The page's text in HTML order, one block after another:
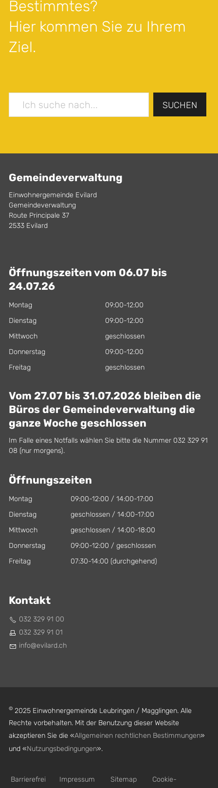
Bestimmtes?
Hier kommen Sie zu Ihrem
Ziel.
SUCHEN
Gemeindeverwaltung
Einwohnergemeinde Evilard
Gemeindeverwaltung
Route Principale 37
2533 Evilard
Öffnungszeiten vom 06.07 bis
24.07.26
Montag
09:00-12:00
Dienstag
09:00-12:00
Mittwoch
geschlossen
Donnerstag
09:00-12:00
Freitag
geschlossen
Vom 27.07 bis 31.07.2026 bleiben die
Büros der Gemeindeverwaltung die
ganze Woche geschlossen
Im Falle eines Notfalls wählen Sie bitte die Nummer 032 329 91
08 (nur morgens).
Öffnungszeiten
Montag
09:00-12:00 / 14:00-17:00
Dienstag
geschlossen / 14:00-17:00
Mittwoch
geschlossen / 14:00-18:00
Donnerstag
09:00-12:00 / geschlossen
Freitag
07:30-14:00 (durchgehend)
Kontakt
032 329 91 00
032 329 91 01
nf
v l rd ch
© 2025 Einwohnergemeinde Leubringen / Magglingen. Alle
Rechte vorbehalten. Mit der Benutzung dieser Website
akzeptieren Sie die «Allgemeinen rechtlichen Bestimmungen»
und «Nutzungsbedingungen».
Barrierefrei Impressum Sitemap Cookie-